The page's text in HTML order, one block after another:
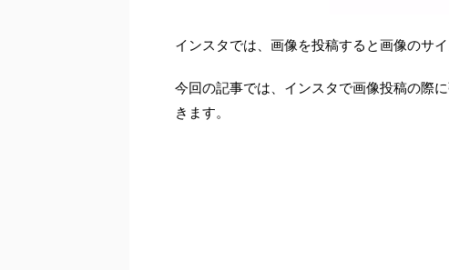
インスタでは、画像を投稿すると画像のサ
今回の記事では、インスタで画像投稿の際
きます。